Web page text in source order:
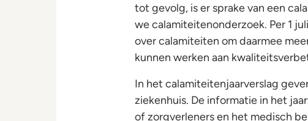
tot gevolg, is er sprake van een
we calamiteitenonderzoek. Per 1
over calamiteiten om daarmee
kunnen werken aan
In het calamiteitenjaarverslag
ziekenhuis. De informatie in het
of zorgverleners en het medisch